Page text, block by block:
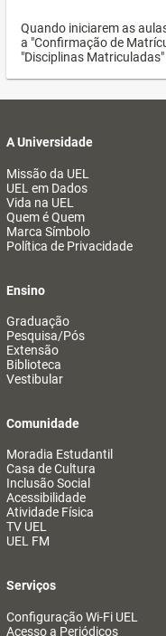
Quando iniciarem as
a "Confirmação de
"Disciplinas
A Universidade
Missão da UEL
UEL em Dados
Vida na UEL
Quem é Quem
Marca Símbolo
Política de Privacidade
Ensino
Graduação
Pesquisa/Pós
Extensão
Biblioteca
Vestibular
Comunidade
Moradia Estudantil
Casa de Cultura
Inclusão Social
Acessibilidade
Atividade Física
TV UEL
UEL FM
Serviços
Configuração Wi-Fi UEL
Acesso a Periódicos